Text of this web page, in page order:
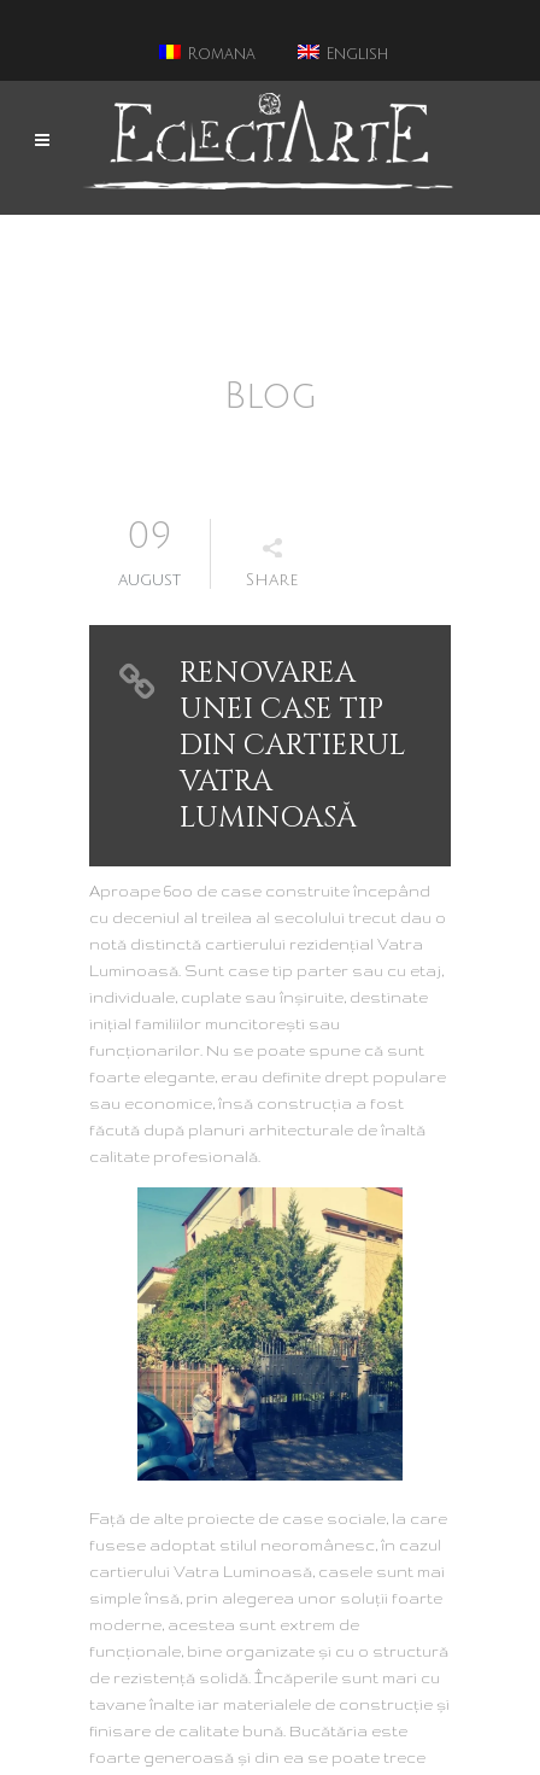
Romana English
Blog
09
august Share
RENOVAREA
UNEI CASE TIP
DIN CARTIERUL
VATRA
LUMINOASĂ
Aproape 6oo de case construite începând
cu deceniul al treilea al secolului trecut dau o
notă distinctă cartierului rezidenţial Vatra
Luminoasă. Sunt case tip parter sau cu etaj,
individuale, cuplate sau înşiruite, destinate
iniţial familiilor muncitoreşti sau
funcţionarilor. Nu se poate spune că sunt
foarte elegante, erau definite drept populare
sau economice, însă construcţia a fost
făcută după planuri arhitecturale de înaltă
calitate profesională.
Faţă de alte proiecte de case sociale, la care
fusese adoptat stilul neoromânesc, în cazul
cartierului Vatra Luminoasă, casele sunt mai
simple însă, prin alegerea unor soluţii foarte
moderne, acestea sunt extrem de
funcţionale, bine organizate şi cu o structură
de rezistenţă solidă. Încăperile sunt mari cu
tavane înalte iar materialele de construcţie şi
finisare de calitate bună. Bucătăria este
foarte generoasă şi din ea se poate trece